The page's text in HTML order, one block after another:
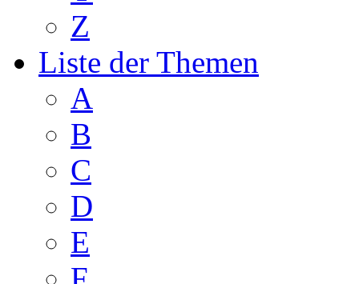
Z
Liste der Themen
A
B
C
D
E